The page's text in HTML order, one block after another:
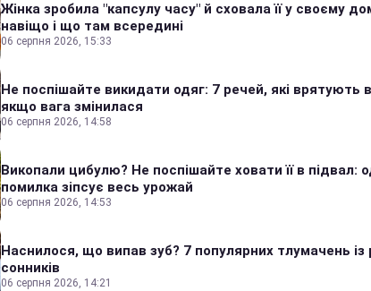
Жінка зробила "капсулу часу" й сховала її у своєму
навіщо і що там всередині
06 серпня 2026, 15:33
Не поспішайте викидати одяг: 7 речей, які врятують
якщо вага змінилася
06 серпня 2026, 14:58
Викопали цибулю? Не поспішайте ховати її в підвал:
помилка зіпсує весь урожай
06 серпня 2026, 14:53
Наснилося, що випав зуб? 7 популярних тлумачень із
сонників
06 серпня 2026, 14:21